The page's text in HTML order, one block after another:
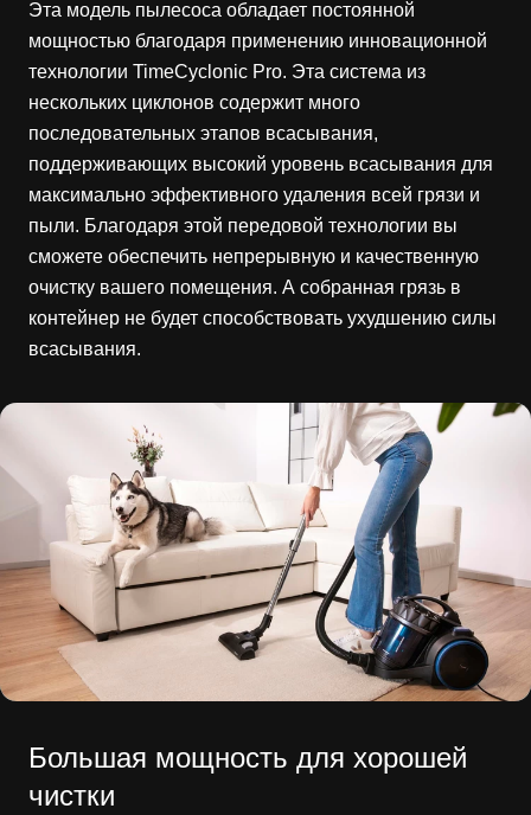
Эта модель пылесоса обладает постоянной
мощностью благодаря применению инновационной
технологии TimeCyclonic Pro. Эта система из
нескольких циклонов содержит много
последовательных этапов всасывания,
поддерживающих высокий уровень всасывания для
максимально эффективного удаления всей грязи и
пыли. Благодаря этой передовой технологии вы
сможете обеспечить непрерывную и качественную
очистку вашего помещения. А собранная грязь в
контейнер не будет способствовать ухудшению силы
всасывания.
Большая мощность для хорошей
чистки